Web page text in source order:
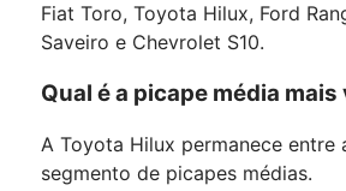
Fiat Toro, Toyota Hilux, Ford
Saveiro e Chevrolet S10.
Qual é a picape média
A Toyota Hilux permanece entre
segmento de picapes médias.